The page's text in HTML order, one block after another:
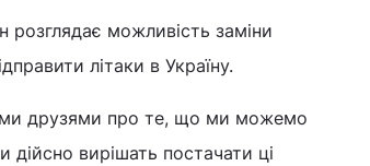
можливість заміни
літаки в Україну.
друзями про те, що ми можемо
вирішать постачати ці